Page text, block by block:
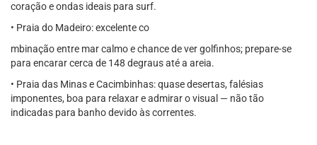
coração e ondas ideais para surf.
• Praia do Madeiro: excelente co
mbinação entre mar calmo e chance de ver golfinhos; prepare-se
para encarar cerca de 148 degraus até a areia.
• Praia das Minas e Cacimbinhas: quase desertas, falésias
imponentes, boa para relaxar e admirar o visual — não tão
indicadas para banho devido às correntes.